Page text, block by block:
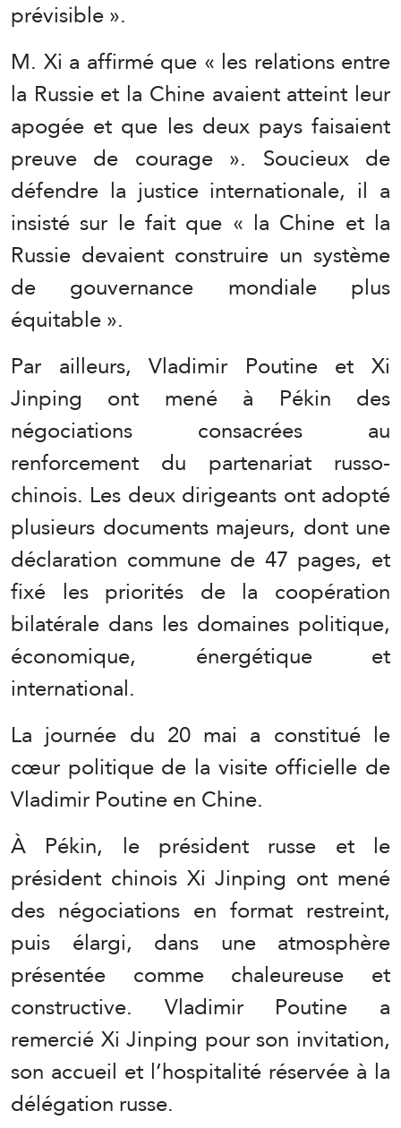
prévisible ».
M. Xi a affirmé que « les relations entre
la Russie et la Chine avaient atteint leur
apogée et que les deux pays faisaient
preuve de courage ». Soucieux de
défendre la justice internationale, il a
insisté sur le fait que « la Chine et la
Russie devaient construire un système
de gouvernance mondiale plus
équitable ».
Par ailleurs, Vladimir Poutine et Xi
Jinping ont mené à Pékin des
négociations consacrées au
renforcement du partenariat russo-
chinois. Les deux dirigeants ont adopté
plusieurs documents majeurs, dont une
déclaration commune de 47 pages, et
fixé les priorités de la coopération
bilatérale dans les domaines politique,
économique, énergétique et
international.
La journée du 20 mai a constitué le
cœur politique de la visite officielle de
Vladimir Poutine en Chine.
À Pékin, le président russe et le
président chinois Xi Jinping ont mené
des négociations en format restreint,
puis élargi, dans une atmosphère
présentée comme chaleureuse et
constructive. Vladimir Poutine a
remercié Xi Jinping pour son invitation,
son accueil et l’hospitalité réservée à la
délégation russe.